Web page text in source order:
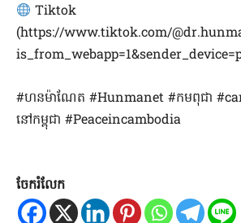
Tiktok
(https://www.tiktok.com/
#ហនម៉ាណែត #Hunmanet #កមពុជា
នៅកម្ពុជា #Peaceincambodia
ចែករំលែក